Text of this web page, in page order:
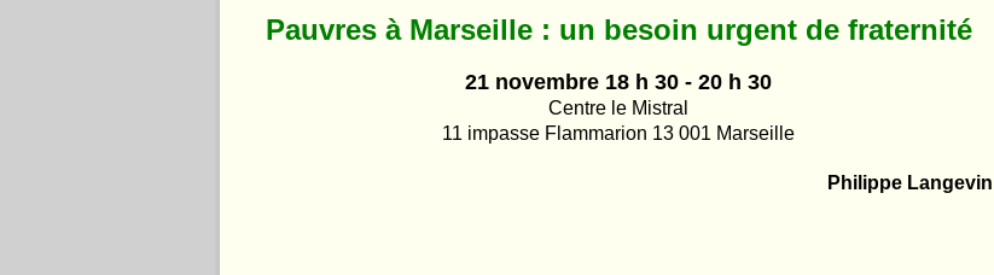
Pauvres à Marseille : un besoin urgent de fraternité
21 novembre 18 h 30 - 20 h 30
Centre le Mistral
11 impasse Flammarion 13 001 Marseille
Philippe Langevin